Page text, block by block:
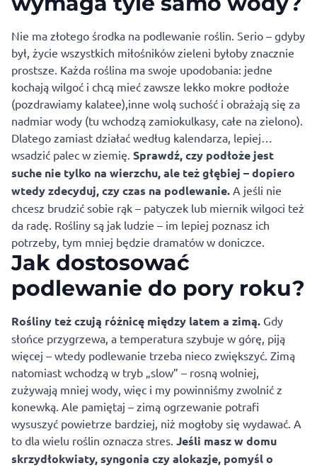
Nie ma złotego środka na podlewanie roślin. Serio – gdyby
był, życie wszystkich miłośników zieleni byłoby znacznie
prostsze. Każda roślina ma swoje upodobania: jedne
kochają wilgoć i chcą mieć zawsze lekko mokre podłoże
(pozdrawiamy kalatee),inne wolą suchość i obrażają się za
nadmiar wody (tu wchodzą zamiokulkasy, całe na zielono).
Dlatego zamiast działać według kalendarza, lepiej…
wsadzić palec w ziemię. Sprawdź, czy podłoże jest
suche nie tylko na wierzchu, ale też głębiej – dopiero
wtedy zdecyduj, czy czas na podlewanie. A jeśli nie
chcesz brudzić sobie rąk – patyczek lub miernik wilgoci też
da radę. Rośliny są jak ludzie – im lepiej poznasz ich
potrzeby, tym mniej będzie dramatów w doniczce.
Jak dostosować
podlewanie do pory roku?
Rośliny też czują różnicę między latem a zimą. Gdy
słońce przygrzewa, a temperatura szybuje w górę, piją
więcej – wtedy podlewanie trzeba nieco zwiększyć. Zimą
natomiast wchodzą w tryb „slow” – rosną wolniej,
zużywają mniej wody, więc i my powinniśmy zwolnić z
konewką. Ale pamiętaj – zimą ogrzewanie potrafi
wysuszyć powietrze bardziej, niż mogłoby się wydawać. A
to dla wielu roślin oznacza stres. Jeśli masz w domu
skrzydłokwiaty, syngonia czy alokazje, pomyśl o